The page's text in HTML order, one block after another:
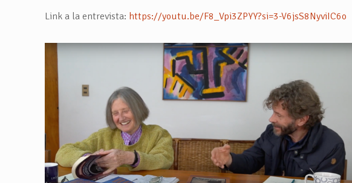
Link a la entrevista: https://youtu.be/F8_Vpi3ZPYY?si=3-V6jsS8NyviIC6o